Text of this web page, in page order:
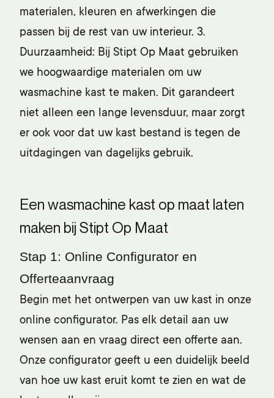
materialen, kleuren en afwerkingen die
passen bij de rest van uw interieur. 3.
Duurzaamheid: Bij Stipt Op Maat gebruiken
we hoogwaardige materialen om uw
wasmachine kast te maken. Dit garandeert
niet alleen een lange levensduur, maar zorgt
er ook voor dat uw kast bestand is tegen de
uitdagingen van dagelijks gebruik.
Een wasmachine kast op maat laten
maken bij Stipt Op Maat
Stap 1: Online Configurator en
Offerteaanvraag
Begin met het ontwerpen van uw kast in onze
online configurator. Pas elk detail aan uw
wensen aan en vraag direct een offerte aan.
Onze configurator geeft u een duidelijk beeld
van hoe uw kast eruit komt te zien en wat de